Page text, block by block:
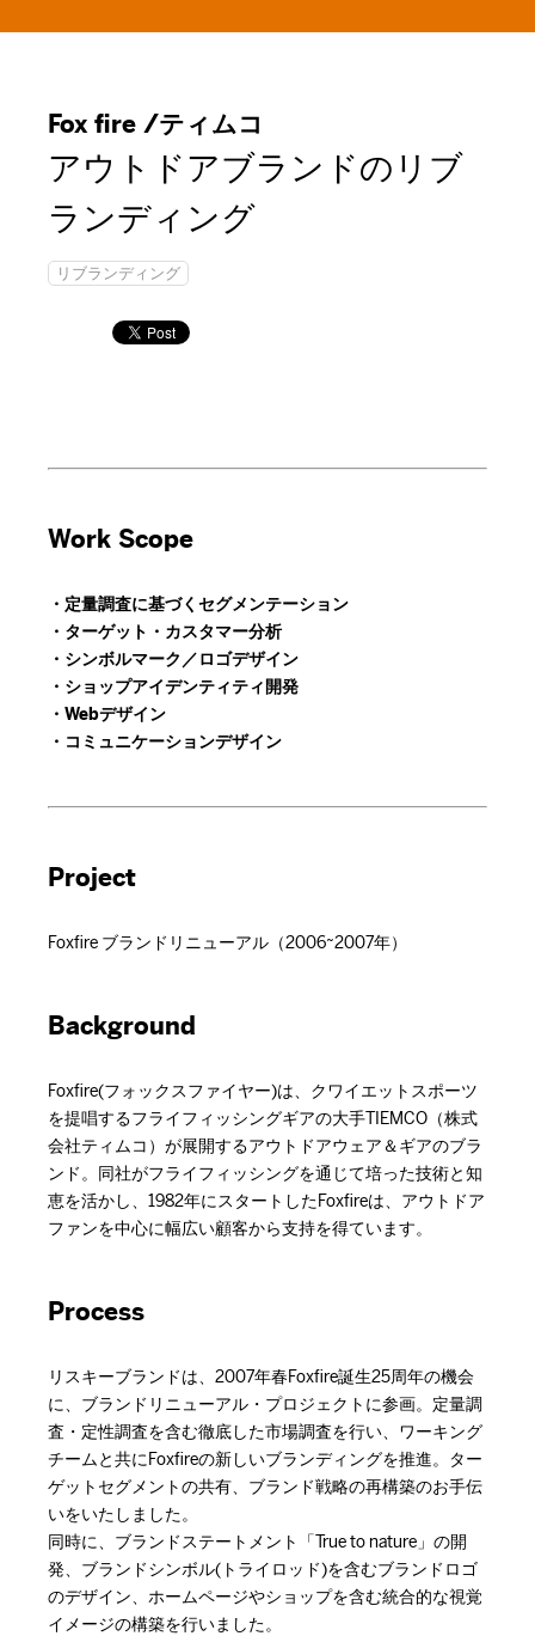
Fox fire /ティムコ
アウトドアブランドのリブ
ランディング
リブランディング
Work Scope
・定量調査に基づくセグメンテーション
・ターゲット・カスタマー分析
・シンボルマーク／ロゴデザイン
・ショップアイデンティティ開発
・Webデザイン
・コミュニケーションデザイン
Project
Foxfire ブランドリニューアル（2006~2007年）
Background
Foxfire(フォックスファイヤー)は、クワイエットスポーツ
を提唱するフライフィッシングギアの大手TIEMCO（株式
会社ティムコ）が展開するアウトドアウェア＆ギアのブラ
ンド。同社がフライフィッシングを通じて培った技術と知
恵を活かし、1982年にスタートしたFoxfireは、アウトドア
ファンを中心に幅広い顧客から支持を得ています。
Process
リスキーブランドは、2007年春Foxfire誕生25周年の機会
に、ブランドリニューアル・プロジェクトに参画。定量調
査・定性調査を含む徹底した市場調査を行い、ワーキング
チームと共にFoxfireの新しいブランディングを推進。ター
ゲットセグメントの共有、ブランド戦略の再構築のお手伝
いをいたしました。
同時に、ブランドステートメント「True to nature」の開
発、ブランドシンボル(トライロッド)を含むブランドロゴ
のデザイン、ホームページやショップを含む統合的な視覚
イメージの構築を行いました。